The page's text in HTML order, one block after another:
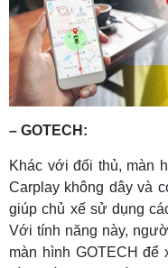
– GOTECH:
Khác với đối thủ, màn
Carplay không dây và
giúp chủ xế sử dụng
Với tính năng này,
màn hình GOTECH để